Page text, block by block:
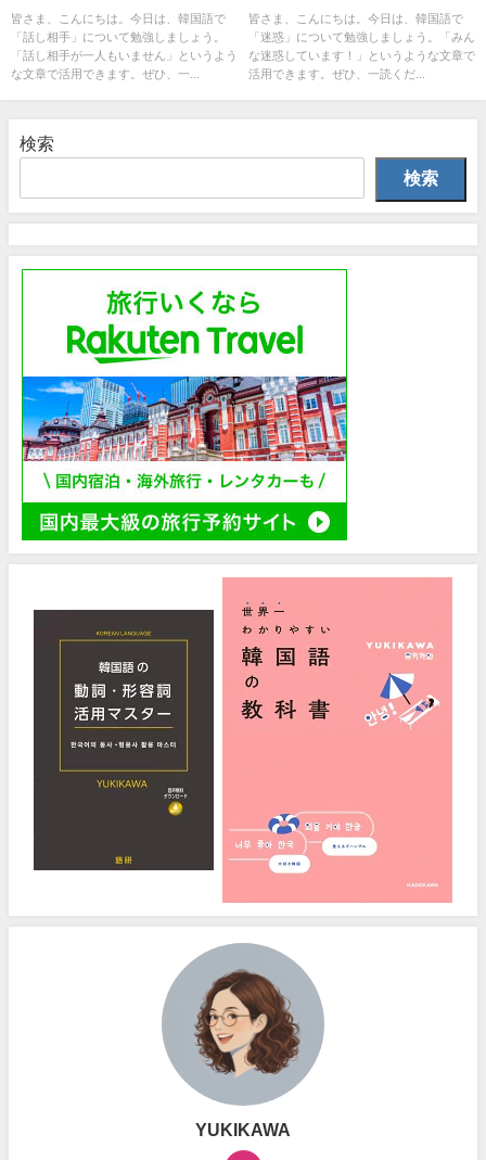
皆さま、こんにちは。今日は、韓国語で
「話し相手」について勉強しましょう。
「話し相手が一人もいません」というよう
な文章で活用できます。ぜひ、一...
皆さま、こんにちは。今日は、韓国語で
「迷惑」について勉強しましょう。「みん
な迷惑しています！」というような文章で
活用できます。ぜひ、一読くだ...
検索
検索
YUKIKAWA